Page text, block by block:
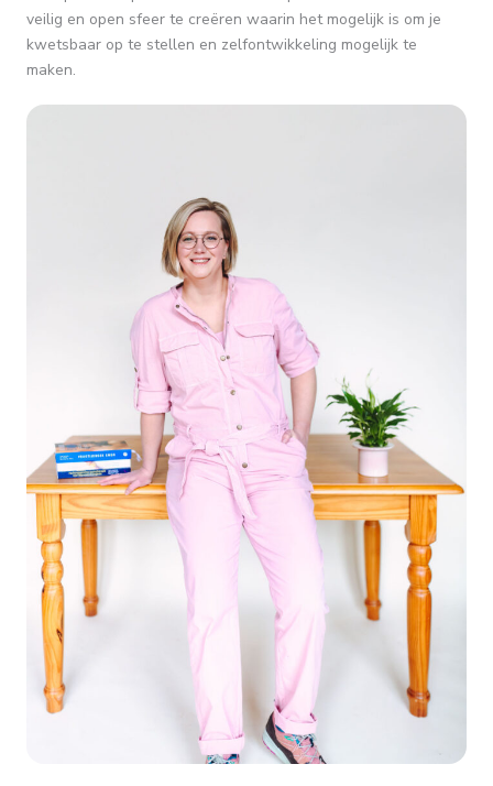
veilig en open sfeer te creëren waarin het mogelijk is om je
kwetsbaar op te stellen en zelfontwikkeling mogelijk te
maken.